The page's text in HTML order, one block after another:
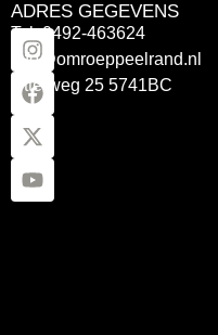
ADRES GEGEVENS
Tel: 0492-463624
info@omroeppeelrand.nl
Otterweg 25 5741BC